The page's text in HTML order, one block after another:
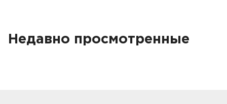
Недавно просмотренные